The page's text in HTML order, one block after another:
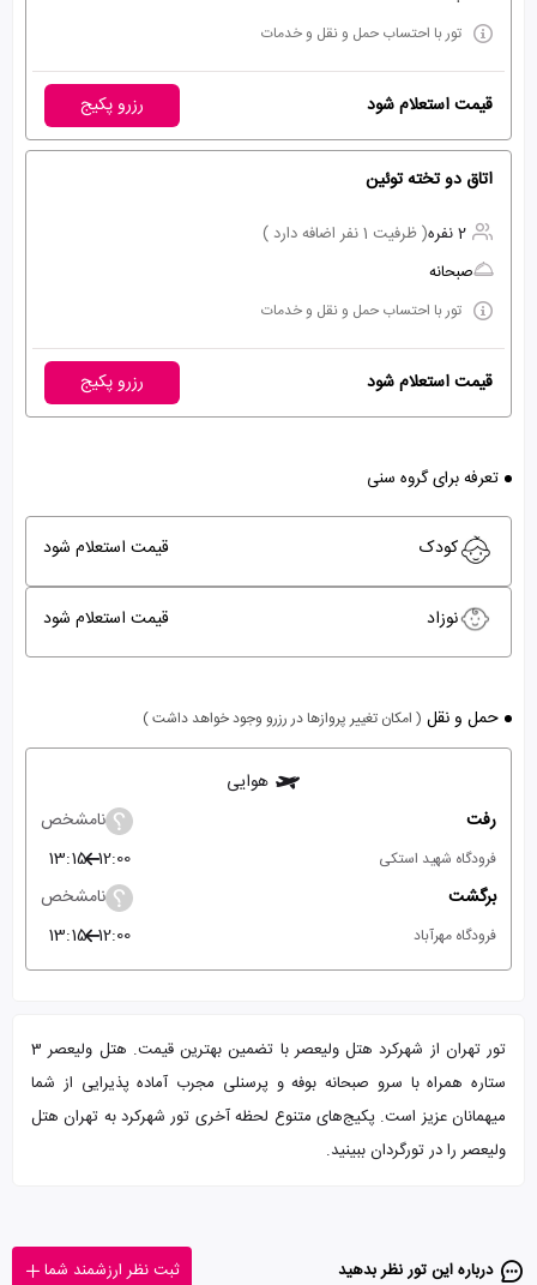
تور با احتساب حمل و نقل و خدمات
قیمت استعلام شود رزرو پکیج
اتاق دو تخته توئین
2 نفره
( ظرفیت 1 نفر اضافه دارد )
صبحانه
تور با احتساب حمل و نقل و خدمات
قیمت استعلام شود رزرو پکیج
تعرفه برای گروه سنی
کودک قیمت استعلام شود
نوزاد قیمت استعلام شود
حمل و نقل ( امکان تغییر پروازها در رزرو وجود خواهد داشت )
هوایی
رفت
نامشخص
فرودگاه شهید استکی 12:00
13:15
برگشت
نامشخص
فرودگاه مهرآباد 12:00
13:15
تور تهران از شهرکرد هتل ولیعصر با تضمین بهترین قیمت. هتل ولیعصر 3
ستاره همراه با سرو صبحانه بوفه و پرسنلی مجرب آماده پذیرایی از شما
میهمانان عزیز است. پکیج‌های متنوع لحظه آخری تور شهرکرد به تهران هتل
ولیعصر را در تورگردان ببینید.
درباره این تور‌ نظر بدهید ثبت نظر ارزشمند شما